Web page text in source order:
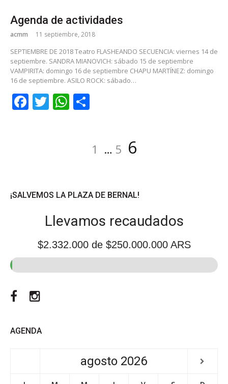
Agenda de actividades
acmm 11 septiembre, 2018
SEPTIEMBRE DE 2018 Teatro FLASHEANDO SECUENCIA: viernes 14 de
septiembre. SANDRA MIANOVICH: sábado 15 de septiembre
VAMPIRITA: domingo 16 de septiembre CHAPU MARTÍNEZ: domingo
16 de septiembre. ASILO ROCK: sábado…
Facebook
TwitterWhatsApp
Página
1 … Página
5 Página
6
¡SALVEMOS LA PLAZA DE BERNAL!
Llevamos recaudados
$2.332.000de $250.000.000 ARS
Facebook
AGENDA
agosto 2026